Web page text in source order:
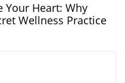
Your Heart: Why
Wellness Practice